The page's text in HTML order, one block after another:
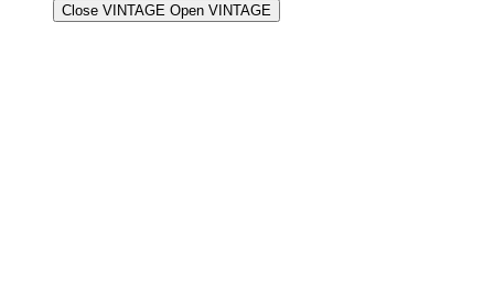
Close VINTAGE Open VINTAGE